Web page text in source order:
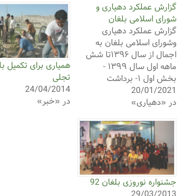
و
به
اجمال از سال ۱۳۹۶تا شش
ماهه اول سال ۱۳۹۹ -
۱- برداشت
زیرسازی،
و
به متراژ تقریبی ۴ کیلومتر
رفت و
برگشت و مساحت ۳۳/۰۰۰
همیاری برای تکمیل بلوار
تجلی
92